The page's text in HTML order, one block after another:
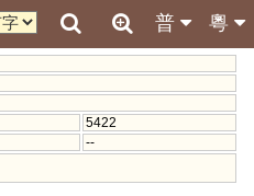
粵
普
5422
--